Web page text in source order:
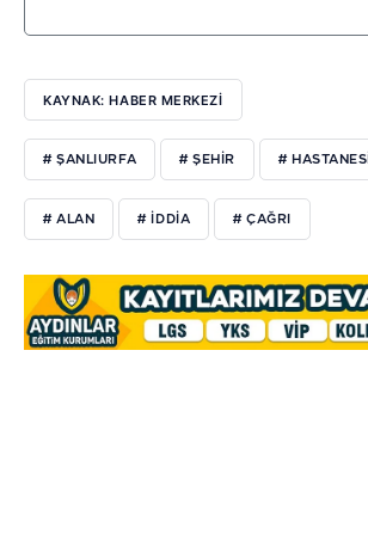
KAYNAK: HABER MERKEZİ
# ŞANLIURFA # ŞEHİR # HASTANESİ
# ALAN # İDDİA # ÇAĞRI